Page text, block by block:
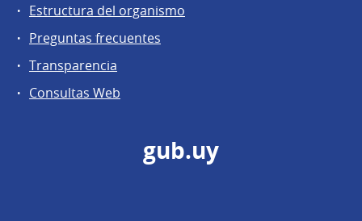
Estructura del organismo
Preguntas frecuentes
Transparencia
Consultas Web
gub.uy